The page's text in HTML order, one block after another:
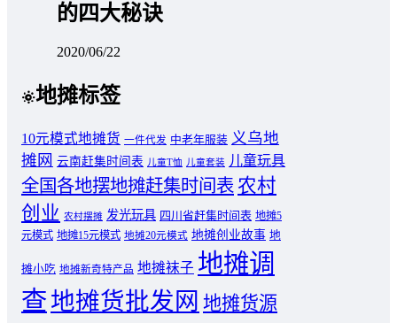
的四大秘诀
2020/06/22
地摊标签
10元模式地摊货 一件代发 中老年服装 义乌地
摊网 云南赶集时间表 儿童T恤 儿童套装 儿童玩具
全国各地摆地摊赶集时间表 农村
创业 农村摆摊 发光玩具 四川省赶集时间表 地摊5
元模式 地摊15元模式 地摊20元模式 地摊创业故事 地
摊小吃 地摊新奇特产品 地摊袜子 地摊调
查地摊货批发网 地摊货源